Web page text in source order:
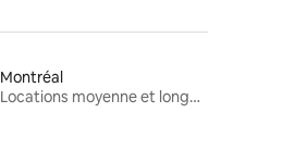
Montréal
Locations moyenne et longue durée